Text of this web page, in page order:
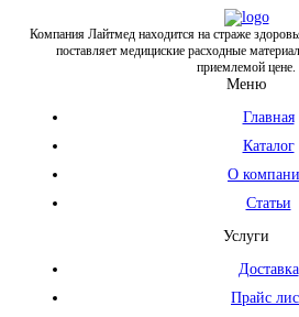
Компания Лайтмед находится на страже
поставляет медициские расходные
приемлемой цене.
Меню
Главная
Каталог
О
Статьи
Услуги
Доставка
Прайс